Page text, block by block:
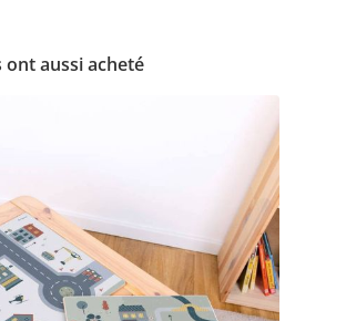
aussi acheté